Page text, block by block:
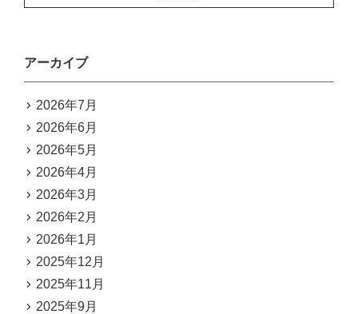
アーカイブ
2026年7月
2026年6月
2026年5月
2026年4月
2026年3月
2026年2月
2026年1月
2025年12月
2025年11月
2025年9月